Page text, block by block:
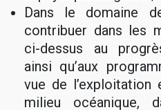
Dans le domaine
contribuer dans les
ci-dessus au
ainsi qu’aux
vue de
milieu océanique,